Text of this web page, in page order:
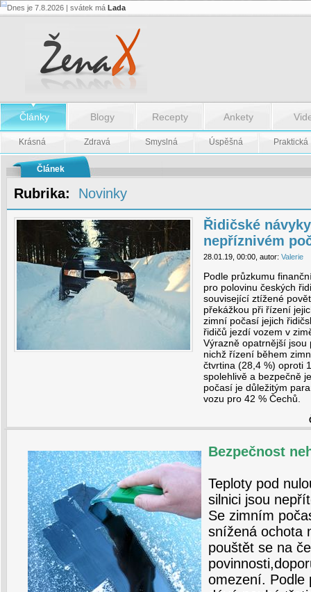
Řidičské
nepříznivém
-
Řidičské
návyky
nepříznivém
počasí
více
ženy
Dnes je 7.8.2026 | svátek má Lada
Články Blogy Recepty Ankety
Krásná Zdravá Smyslná Úspěšná Praktická
Článek
Rubrika: Novinky
Řidičské
nepříznivém
28.01.19, 00:00, autor: Valerie
Podle průzkumu
pro polovinu českých
související ztížené
překážkou při řízení
zimní počasí jejich
řidičů jezdí vozem v
Výrazně opatrnější jsou
nichž řízení během
čtvrtina (28,4 %) oproti
spolehlivě a bezpečně
počasí je důležitým
vozu pro 42 % Čechů.
Bezpečnost
Teploty pod
silnici jsou
Se zimním
snížená ochota
pouštět se na
omezení. Podle